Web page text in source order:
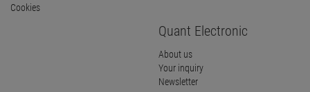
Cookies
Quant Electronic
About us
Your inquiry
Newsletter